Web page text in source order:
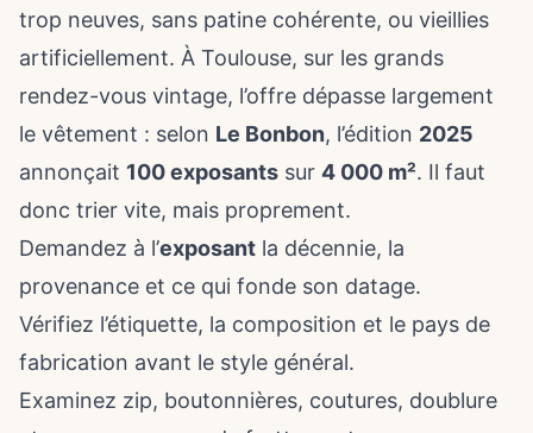
trop neuves, sans patine cohérente, ou vieillies
artificiellement. À Toulouse, sur les grands
rendez-vous vintage, l’offre dépasse largement
le vêtement : selon Le Bonbon, l’édition 2025
annonçait 100 exposants sur 4 000 m². Il faut
donc trier vite, mais proprement.
Demandez à l’exposant la décennie, la
provenance et ce qui fonde son datage.
Vérifiez l’étiquette, la composition et le pays de
fabrication avant le style général.
Examinez zip, boutonnières, coutures, doublure